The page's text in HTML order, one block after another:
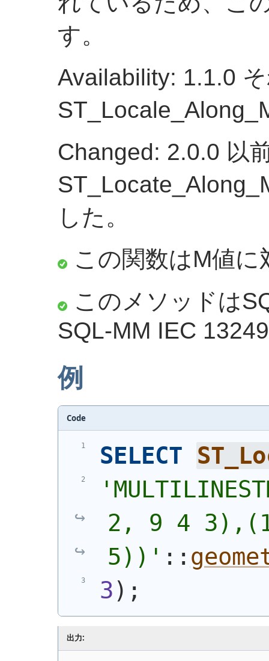
す。
Availability: 1.1.0
Changed: 2.0.0 以
した。
この関数はM値に
このメソッドは
SQL-MM IEC
例
Code
SELECT
2, 9 4
5))' ::
3) ;
出力: